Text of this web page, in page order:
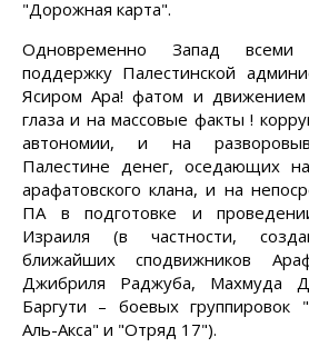
"Дорожная карта".
Одновременно Запад всеми
поддержку Палестинской
Ясиром Ара! фатом и движением
глаза и на массовые факты !
автономии, и на
Палестине денег, оседающих на
арафатовского клана, и на
ПА в подготовке и
Израиля (в частности,
ближайших сподвижников
Джибриля Раджуба, Махмуда
Баргути – боевых группировок
Аль-Акса" и "Отряд 17").